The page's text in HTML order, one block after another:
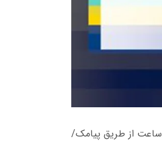
زمان تحویل کتاب های 600 هزار تومانی دانلود فوری از حساب کاربری می باشد، و زمان تحویل لینک دانلود کتاب های 500 هزار تومانی حداکثر 12 ساعت از طریق پیامک/